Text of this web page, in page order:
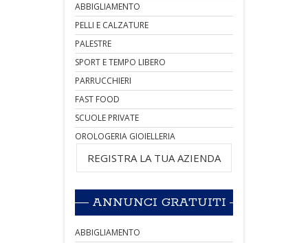
ABBIGLIAMENTO
PELLI E CALZATURE
PALESTRE
SPORT E TEMPO LIBERO
PARRUCCHIERI
FAST FOOD
SCUOLE PRIVATE
OROLOGERIA GIOIELLERIA
REGISTRA LA TUA AZIENDA
ANNUNCI GRATUITI
ABBIGLIAMENTO